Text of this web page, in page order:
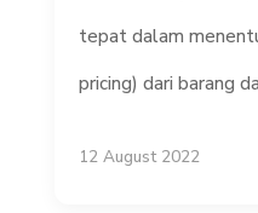
tepat dalam
pricing) dari barang
12 August 2022